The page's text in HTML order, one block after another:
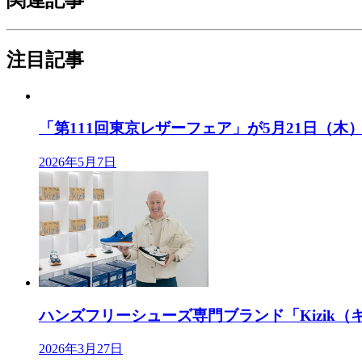
注目記事
「第111回東京レザーフェア」が5月21日（木
2026年5月7日
ハンズフリーシューズ専門ブランド「Kizik（
2026年3月27日